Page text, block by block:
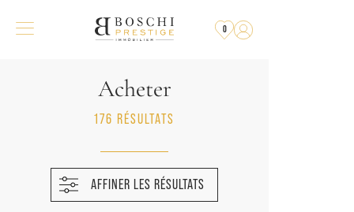
0
Acheter
176 RÉSULTATS
AFFINER LES RÉSULTATS